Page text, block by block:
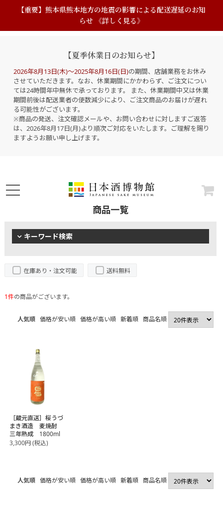
【重要】熊本県熊本地方の地震の影響による配送遅延のお知
らせ 《詳しく見る》
【夏季休業日のお知らせ】
2026年8月13日(木)～2025年8月16日(日)の期間、店舗業務をお休み
させていただきます。なお、休業期間にかかわらず、ご注文につい
ては24時間年中無休で承っております。 また、休業期間中又は休業
期間前後は配送業者の便数減少により、ご注文商品のお届けが遅れ
る可能性がございます。
※商品の発送、注文確認メールや、お問い合わせに対しますご返答
は、2026年8月17日(月)より順次ご対応をいたします。ご理解を賜り
ますようお願い申し上げます。
商品一覧
キーワード検索
在庫あり・注文可能 送料無料
1件の商品がございます。
人気順 価格が安い順 価格が高い順 新着順 商品名順
［蔵元直送］桜うづ
まき酒造 麦焼酎
三年熟成 1800ml
3,300円(税込)
人気順 価格が安い順 価格が高い順 新着順 商品名順